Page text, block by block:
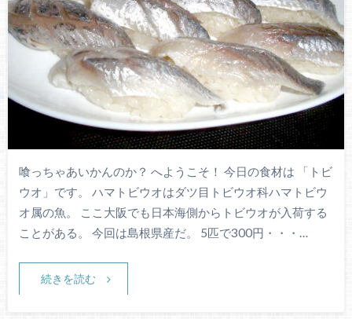
喰っちゃあいかんのか？ へようこそ！ 今日の食材は 「トビ
ウオ」です。 ハマトビウオはダツ目トビウオ科ハマトビウ
オ属の魚。 ここ大阪でも日本海側からトビウオが入荷する
ことがある。 今回は島根県産だ。 5匹で300円・・・…
続きを読む